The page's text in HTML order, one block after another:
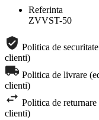
Referinta
ZVVST-50
Politica de
clienti)
Politica de livrare
clienti)
Politica de
clienti)